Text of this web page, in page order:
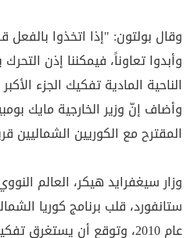
وقال بولتون: "إذا اتخذوا بالفعل
وأبدوا تعاوناً، فيمكننا إذن
الناحية المادية تفكيك الجزء
وأضاف إنّ وزير الخارجية مايك
المقترح مع الكوريين الشماليين
وزار سيغفرايد هيكر، العالم
ستانفورد، قلب برنامج كوريا
عام 2010، وتوقع أن